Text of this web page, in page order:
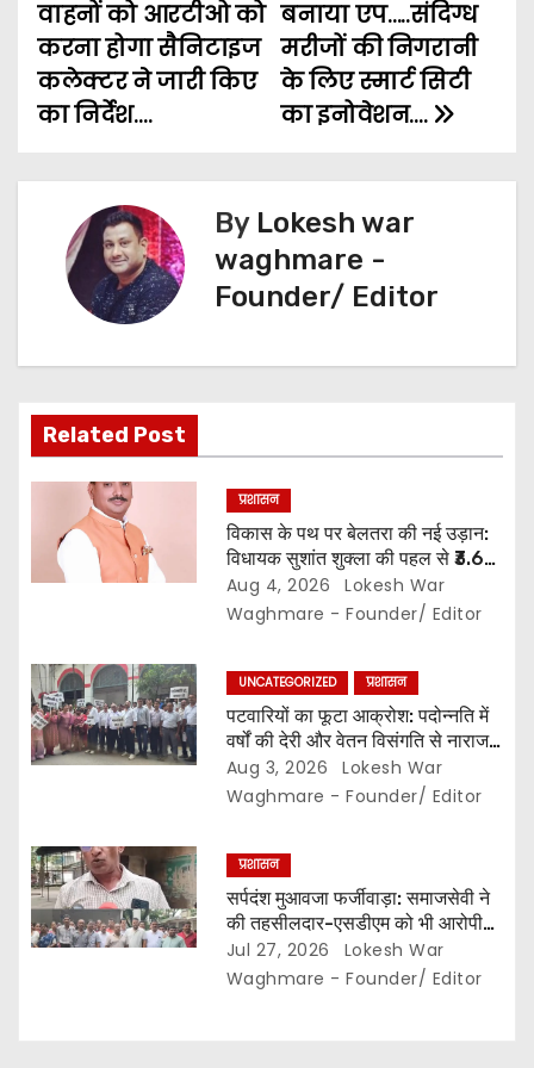
k
p
e
r
m
n
a
t
i
o
बनाया एप…..संदिग्ध
मरीजों की निगरानी
के लिए स्मार्ट सिटी
का इनोवेशन….
वाहनों को आरटीओ को
करना होगा सैनिटाइज
कलेक्टर ने जारी किए
का निर्देश….
By Lokesh war
waghmare -
Founder/ Editor
Related Post
प्रशासन
विकास के पथ पर बेलतरा की नई उड़ान:
विधायक सुशांत शुक्ला की पहल से ₹3.61
करोड़ के विकास कार्यों की मिली सौगात…
10 गांवों में बनेंगे सामुदायिक भवन,, 11
Aug 4, 2026
Lokesh War
Waghmare - Founder/ Editor
UNCATEGORIZED प्रशासन
पटवारियों का फूटा आक्रोश: पदोन्नति में
वर्षों की देरी और वेतन विसंगति से नाराज,,
संघ ने कलेक्टर से की तत्काल कार्रवाई की
मांग…
Aug 3, 2026
Lokesh War
Waghmare - Founder/ Editor
प्रशासन
सर्पदंश मुआवजा फर्जीवाड़ा: समाजसेवी ने
की तहसीलदार-एसडीएम को भी आरोपी
बनाने की मांग… इधर लिपिकों की गिरफ्तारी
से नाराज राजस्व लिपिक संघ ने खोला
Jul 27, 2026
Lokesh War
Waghmare - Founder/ Editor